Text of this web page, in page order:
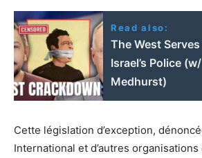
Read also:
The West Serves
Israel’s Police
Medhurst)
Cette législation d’exception,
International et d’autres